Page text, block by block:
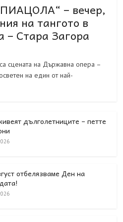
– вечер,
на тангото в
– Стара Загора
сцената на Държавна опера –
на един от най-
дълголетниците – петте
отбелязваме Ден на